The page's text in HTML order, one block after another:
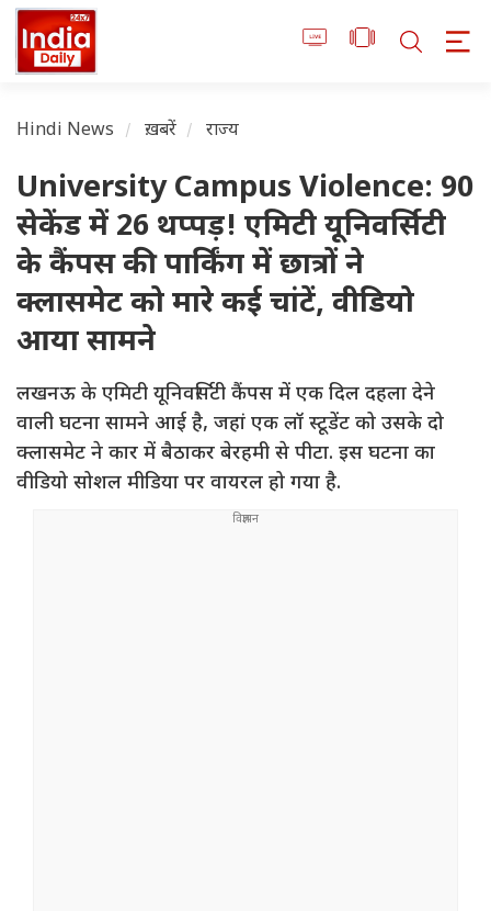
Hindi News ख़बरें राज्य
University Campus Violence: 90
सेकेंड में 26 थप्पड़! एमिटी यूनिवर्सिटी
के कैंपस की पार्किंग में छात्रों ने
क्लासमेट को मारे कई चांटें, वीडियो
आया सामने
लखनऊ के एमिटी यूनिवर्सिटी कैंपस में एक दिल दहला देने
वाली घटना सामने आई है, जहां एक लॉ स्टूडेंट को उसके दो
क्लासमेट ने कार में बैठाकर बेरहमी से पीटा. इस घटना का
वीडियो सोशल मीडिया पर वायरल हो गया है.